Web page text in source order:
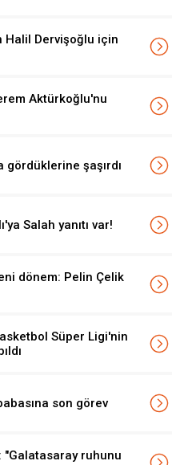
Halil Dervişoğlu için
Aktürkoğlu'nu
gördüklerine şaşırdı
Salah yanıtı var!
dönem: Pelin Çelik
Süper Ligi'nin
son görev
"Galatasaray ruhunu